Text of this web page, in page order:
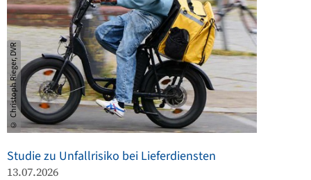
© Christoph Rieger, DVR
Studie zu Unfallrisiko bei Lieferdiensten
13.07.2026